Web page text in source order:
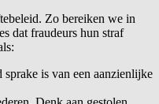
Zo bereiken we in
dat fraudeurs hun straf
is van een aanzienlijke